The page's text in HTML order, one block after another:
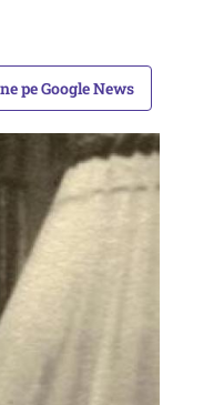
pe Google News